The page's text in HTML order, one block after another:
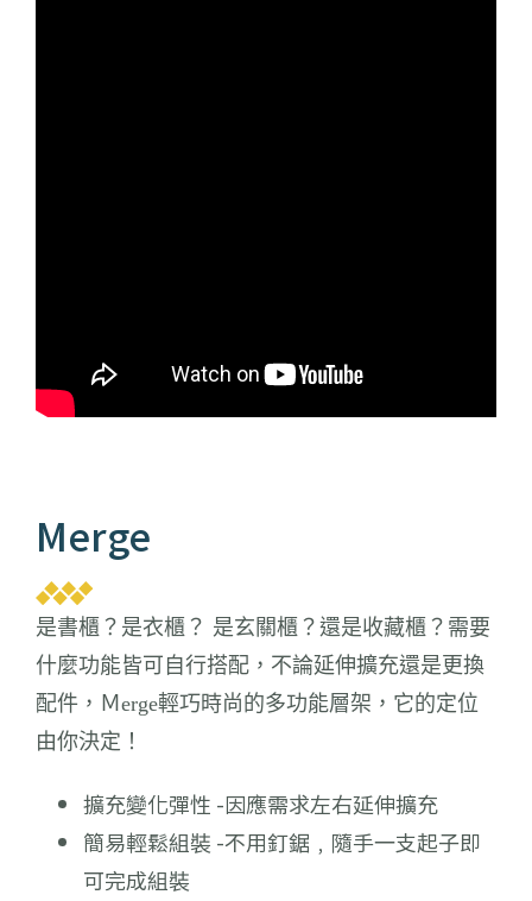
Merge
是書櫃？是衣櫃？ 是玄關櫃？還是收藏櫃？需要
什麼功能皆可自行搭配，不論延伸擴充還是更換
配件，Ｍerge輕巧時尚的多功能層架，它的定位
由你決定！
擴充變化彈性 -因應需求左右延伸擴充
簡易輕鬆組裝 -不用釘鋸﹐隨手一支起子即
可完成組裝